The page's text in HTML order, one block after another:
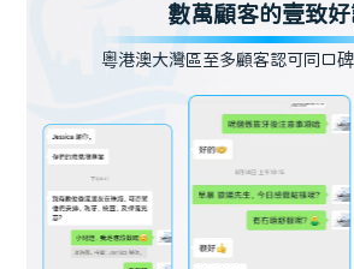
數萬顧客的壹致
粵港澳大灣區至多顧客認可同口